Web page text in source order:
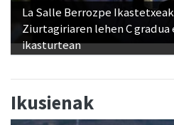
La Salle Berrozpe
Ziurtagiriaren lehen C
ikasturtean
Ikusienak